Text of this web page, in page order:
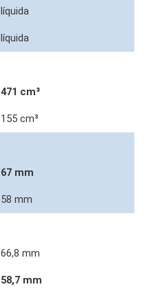
líquida
líquida
471 cm³
155 cm³
67 mm
58 mm
66,8 mm
58,7 mm